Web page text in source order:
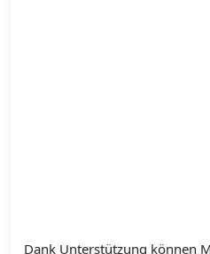
Dank Unterstützung können